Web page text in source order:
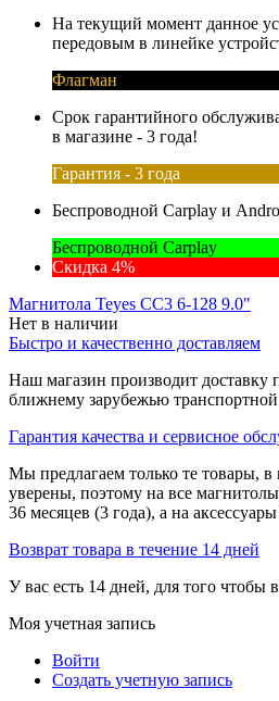
На текущий момент данное
передовым в линейке
Флагман
Срок гарантийного
в магазине - 3 года!
Гарантия - 3 года
Беспроводной Carplay и
Беспроводной Carplay
Скидка 4%
Магнитола Teyes CC3 6-128 9.0"
Нет в наличии
Быстро и качественно доставляем
Наш магазин производит доставку
ближнему зарубежью
Гарантия качества и сервисное
Мы предлагаем только те товары, в
уверены, поэтому на все магнитолы
36 месяцев (3 года), а на
Возврат товара в течение 14 дней
У вас есть 14 дней, для того чтобы
Моя учетная запись
Войти
Создать учетную запись